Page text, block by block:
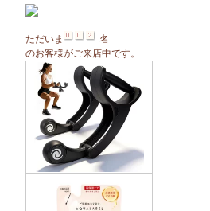
ただいま
名
のお客様がご来店中です。